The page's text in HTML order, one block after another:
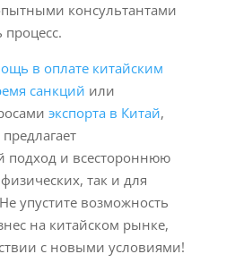
консультантами
в оплате китайским
санкций или
экспорта в Китай,
подход и всестороннюю
так и для
упустите возможность
на китайском рынке,
с новыми условиями!